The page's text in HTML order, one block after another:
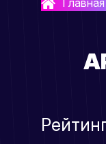
Главная